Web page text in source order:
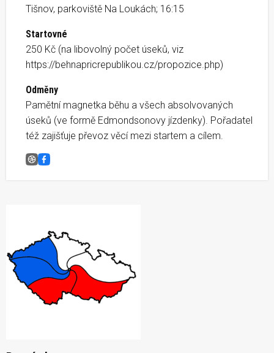
Tišnov, parkoviště Na Loukách; 16:15
Startovné
250 Kč (na libovolný počet úseků, viz
https://behnapricrepublikou.cz/propozice.php)
Odměny
Pamětní magnetka běhu a všech absolvovaných
úseků (ve formě Edmondsonovy jízdenky). Pořadatel
též zajišťuje převoz věcí mezi startem a cílem.
Běh napříč republikou, V09 Tišnov-Borač
Facebook